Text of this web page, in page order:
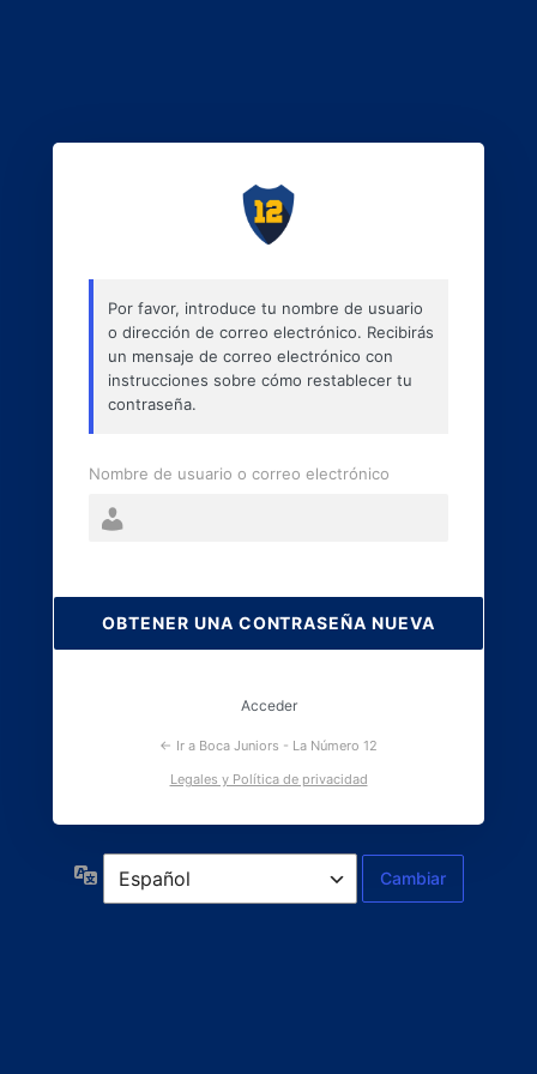
perdida
Por favor, introduce tu nombre de usuario
o dirección de correo electrónico. Recibirás
un mensaje de correo electrónico con
instrucciones sobre cómo restablecer tu
contraseña.
Nombre de usuario o correo electrónico
Acceder
← Ir a Boca Juniors - La Número 12
Legales y Política de privacidad
Idioma